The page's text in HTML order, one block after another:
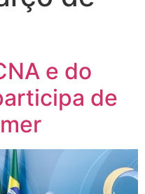
e do
de